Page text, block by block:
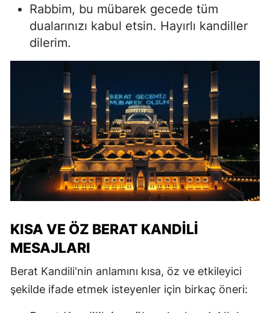
Rabbim, bu mübarek gecede tüm
dualarınızı kabul etsin. Hayırlı kandiller
dilerim.
KISA VE ÖZ BERAT KANDILI
MESAJLARI
Berat Kandili'nin anlamını kısa, öz ve etkileyici
şekilde ifade etmek isteyenler için birkaç öneri: